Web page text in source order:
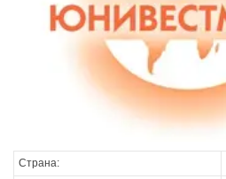
Страна: